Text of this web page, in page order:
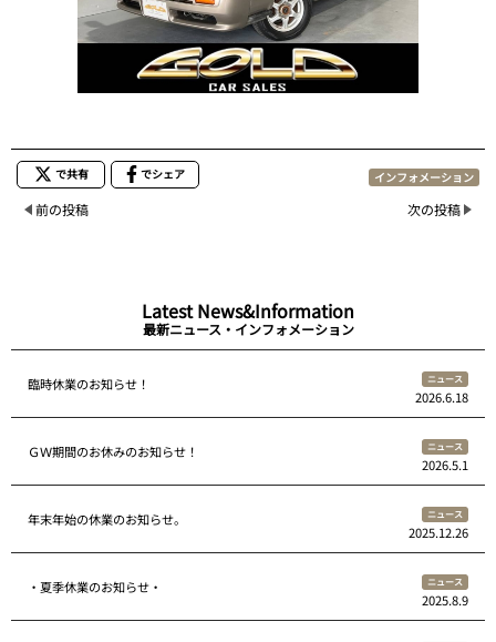
で共有 でシェア インフォメーション
前の投稿 次の投稿
Latest News&Information
最新ニュース・インフォメーション
臨時休業のお知らせ！ ニュース
2026.6.18
ＧＷ期間のお休みのお知らせ！ ニュース
2026.5.1
年末年始の休業のお知らせ。 ニュース
2025.12.26
・夏季休業のお知らせ・ ニュース
2025.8.9